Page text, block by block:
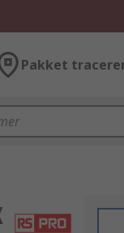
Pakket